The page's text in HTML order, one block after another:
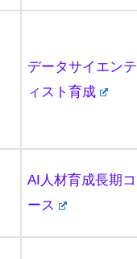
データサイエンテ
ィスト育成
AI人材育成長期コ
ース